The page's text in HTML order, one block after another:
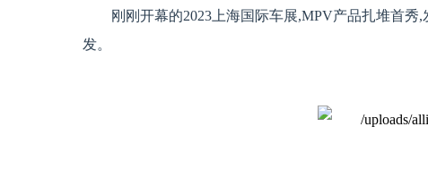
刚刚开幕的2023上海国际车展,MPV产品扎堆首
发。